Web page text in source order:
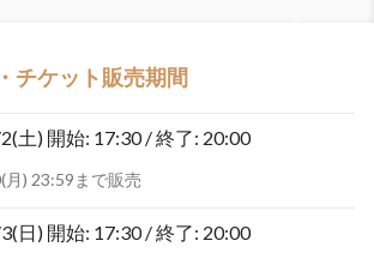
チケット販売期間
土) 開始: 17:30 / 終了: 20:00
) 23:59まで販売
日) 開始: 17:30 / 終了: 20:00